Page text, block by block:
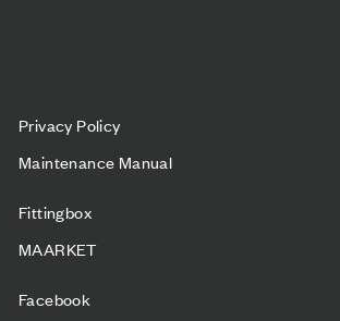
Privacy Policy
Maintenance Manual
Fittingbox
MAARKET
Facebook